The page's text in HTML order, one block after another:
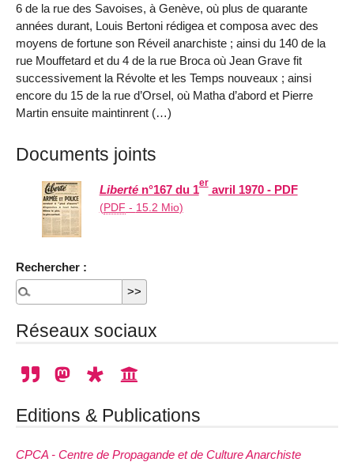
6 de la rue des Savoises, à Genève, où plus de quarante
années durant, Louis Bertoni rédigea et composa avec des
moyens de fortune son Réveil anarchiste ; ainsi du 140 de la
rue Mouffetard et du 4 de la rue Broca où Jean Grave fit
successivement la Révolte et les Temps nouveaux ; ainsi
encore du 15 de la rue d’Orsel, où Matha d’abord et Pierre
Martin ensuite maintinrent (…)
Documents joints
Libertén°167 du 1eravril 1970 - PDF
(PDF - 15.2 Mio)
Rechercher :
Réseaux sociaux
Editions & Publications
CPCA - Centre de Propagande et de Culture Anarchiste